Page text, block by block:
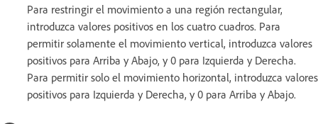
Para restringir el movimiento a una región rectangular,
introduzca valores positivos en los cuatro cuadros. Para
permitir solamente el movimiento vertical, introduzca valores
positivos para Arriba y Abajo, y 0 para Izquierda y Derecha.
Para permitir solo el movimiento horizontal, introduzca valores
positivos para Izquierda y Derecha, y 0 para Arriba y Abajo.